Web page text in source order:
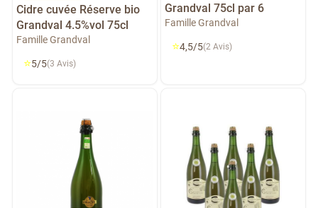
Cidre cuvée Réserve bio
Grandval 4.5%vol 75cl
Famille Grandval
⭐5/5(3 Avis)
Grandval 75cl par 6
Famille Grandval
⭐4,5/5(2 Avis)